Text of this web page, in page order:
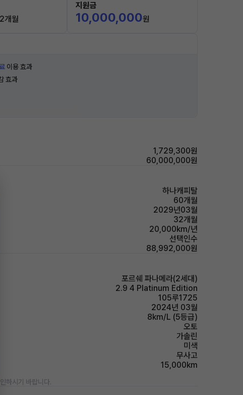
개월
지원금
10,000,000원
이용 효과
효과
1,729,300원
60,000,000원
하나캐피탈
60개월
2029년03월
32개월
20,000km/년
선택인수
88,992,000원
포르쉐 파나메라(2세대)
2.9 4 Platinum Edition
105루1725
2024년 03월
8km/L (5등급)
오토
가솔린
미색
무사고
15,000km
하시기 바랍니다.